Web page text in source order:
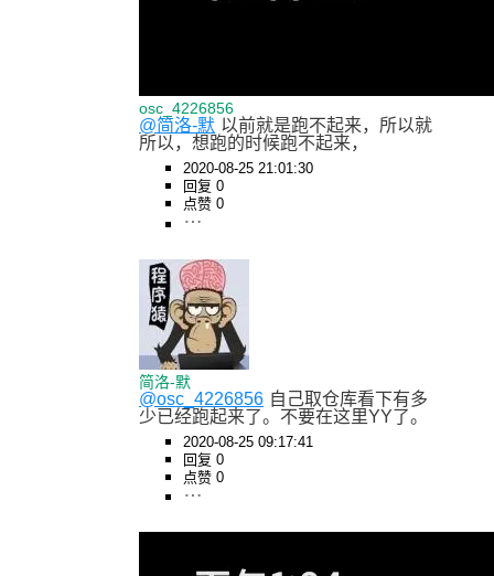
osc_4226856
@简洛-默 以前就是跑不起来，所以就
所以，想跑的时候跑不起来，
2020-08-25 21:01:30
回复 0
点赞 0
简洛-默
@osc_4226856 自己取仓库看下有多
少已经跑起来了。不要在这里YY了。
2020-08-25 09:17:41
回复 0
点赞 0